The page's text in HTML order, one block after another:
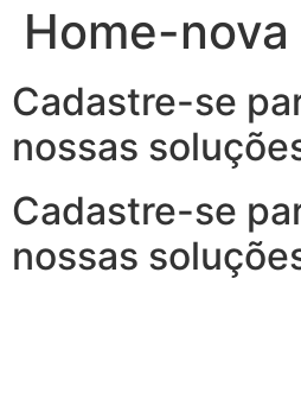
Home-nova
Cadastre-se
nossas
Cadastre-se
nossas